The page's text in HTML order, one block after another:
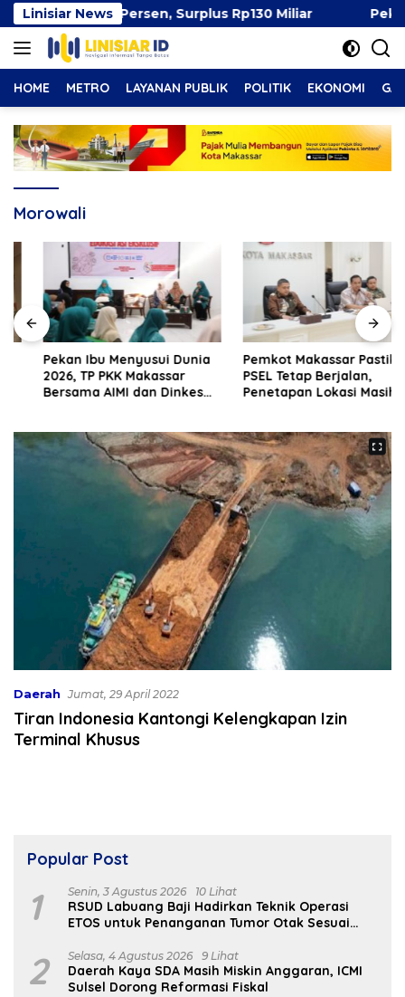
Langsung
ke
konten
Linisiar News
49 Persen, Surplus Rp130 Miliar Pekan Ibu
HOME METRO LAYANAN PUBLIK POLITIK EKONOMI
Morowali
Pekan Ibu Menyusui Dunia
2026, TP PKK Makassar
Bersama AIMI dan Dinkes
Pemkot Makassar Pastikan
PSEL Tetap Berjalan,
Penetapan Lokasi Masih
Daerah Jumat, 29 April 2022
Tiran Indonesia Kantongi Kelengkapan Izin
Terminal Khusus
Popular Post
1 Senin, 3 Agustus 2026 10 Lihat
RSUD Labuang Baji Hadirkan Teknik Operasi
ETOS untuk Penanganan Tumor Otak Sesuai
2 Selasa, 4 Agustus 2026 9 Lihat
Daerah Kaya SDA Masih Miskin Anggaran, ICMI
Sulsel Dorong Reformasi Fiskal